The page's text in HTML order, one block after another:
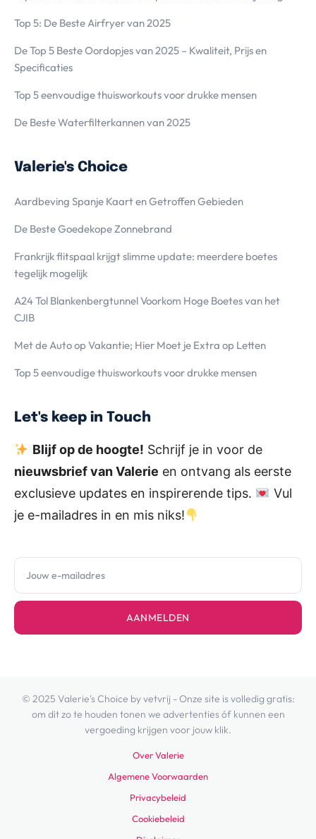
Top 5: De Beste Airfryer van 2025
De Top 5 Beste Oordopjes van 2025 – Kwaliteit, Prijs en
Specificaties
Top 5 eenvoudige thuisworkouts voor drukke mensen
De Beste Waterfilterkannen van 2025
Valerie's Choice
Aardbeving Spanje Kaart en Getroffen Gebieden
De Beste Goedekope Zonnebrand
Frankrijk flitspaal krijgt slimme update: meerdere boetes
tegelijk mogelijk
A24 Tol Blankenbergtunnel Voorkom Hoge Boetes van het
CJIB
Met de Auto op Vakantie; Hier Moet je Extra op Letten
Top 5 eenvoudige thuisworkouts voor drukke mensen
Let's keep in Touch
Blijf op de hoogte! Schrijf je in voor de
nieuwsbrief van Valerie en ontvang als eerste
exclusieve updates en inspirerende tips.
Vul
je e-mailadres in en mis niks!
AANMELDEN
© 2025 Valerie's Choice by vetvrij - Onze site is volledig gratis:
om dit zo te houden tonen we advertenties óf kunnen een
vergoeding krijgen voor jouw klik.
Over Valerie
Algemene Voorwaarden
Privacybeleid
Cookiebeleid